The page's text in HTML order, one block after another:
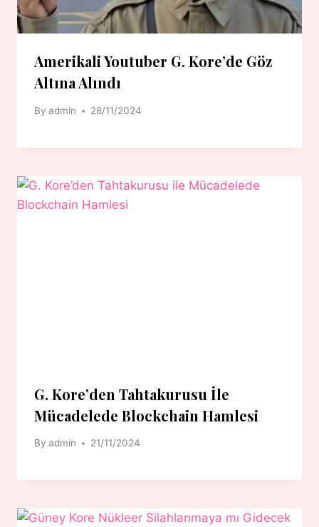
Amerikali Youtuber G. Kore’de Göz
Altına Alındı
By admin 28/11/2024
G. Kore’den Tahtakurusu İle
Mücadelede Blockchain Hamlesi
By admin 21/11/2024